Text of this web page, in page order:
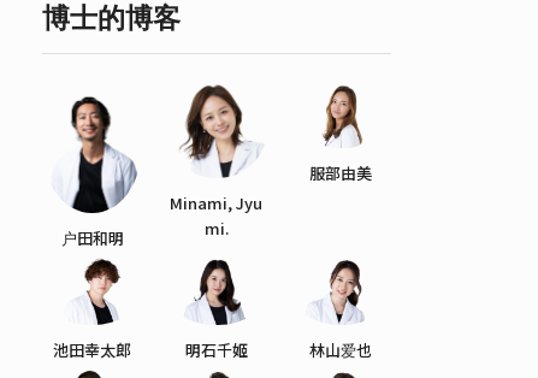
博士的博客
户田和明
Minami, Jyu
mi.
服部由美
池田幸太郎 明石千姬 林山爱也